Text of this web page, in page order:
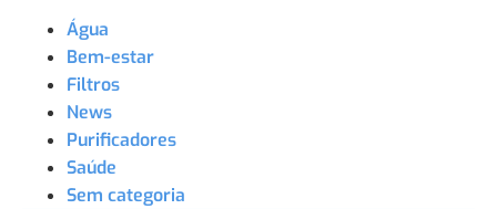
Água
Bem-estar
Filtros
News
Purificadores
Saúde
Sem categoria